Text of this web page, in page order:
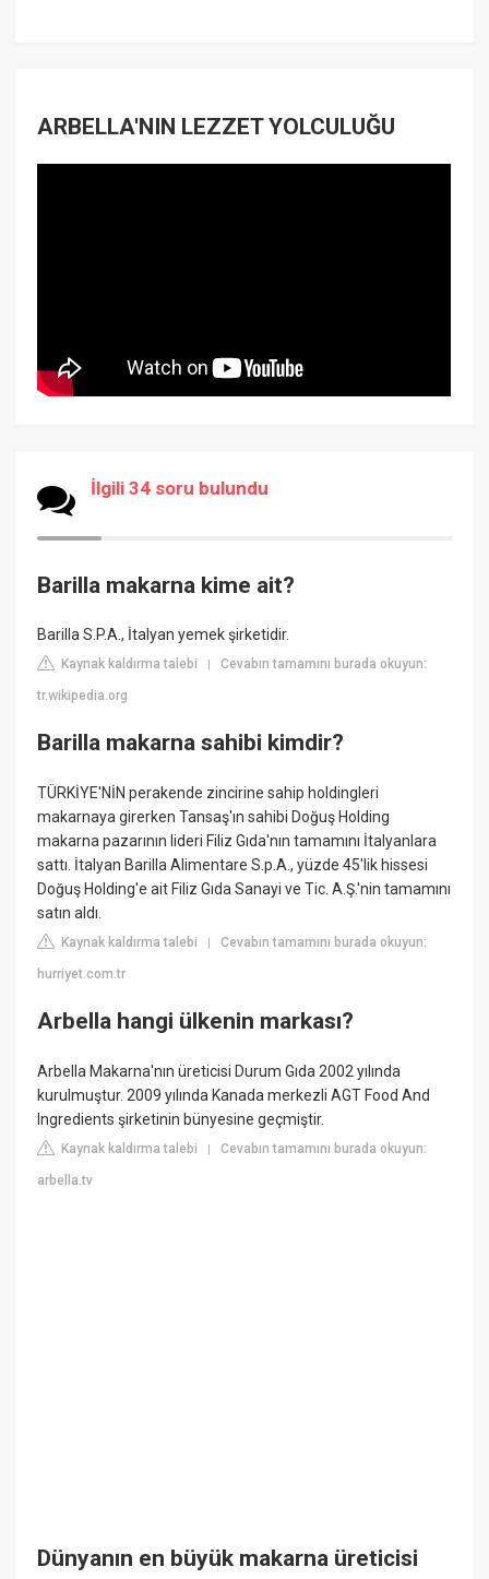
ARBELLA'NIN LEZZET YOLCULUĞU
İlgili 34 soru bulundu
Barilla makarna kime ait?
Barilla S.P.A., İtalyan yemek şirketidir.
Kaynak kaldırma talebi |Cevabın tamamını burada okuyun:
tr.wikipedia.org
Barilla makarna sahibi kimdir?
TÜRKİYE'NİN perakende zincirine sahip holdingleri
makarnaya girerken Tansaş'ın sahibi Doğuş Holding
makarna pazarının lideri Filiz Gıda'nın tamamını İtalyanlara
sattı. İtalyan Barilla Alimentare S.p.A., yüzde 45'lik hissesi
Doğuş Holding'e ait Filiz Gıda Sanayi ve Tic. A.Ş.'nin tamamını
satın aldı.
Kaynak kaldırma talebi |Cevabın tamamını burada okuyun:
hurriyet.com.tr
Arbella hangi ülkenin markası?
Arbella Makarna'nın üreticisi Durum Gıda 2002 yılında
kurulmuştur. 2009 yılında Kanada merkezli AGT Food And
Ingredients şirketinin bünyesine geçmiştir.
Kaynak kaldırma talebi |Cevabın tamamını burada okuyun:
arbella.tv
Dünyanın en büyük makarna üreticisi